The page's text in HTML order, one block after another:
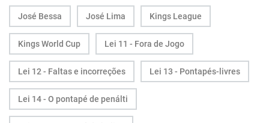
José Bessa José Lima Kings League
Kings World Cup Lei 11 - Fora de Jogo
Lei 12 - Faltas e incorreções Lei 13 - Pontapés-livres
Lei 14 - O pontapé de penálti